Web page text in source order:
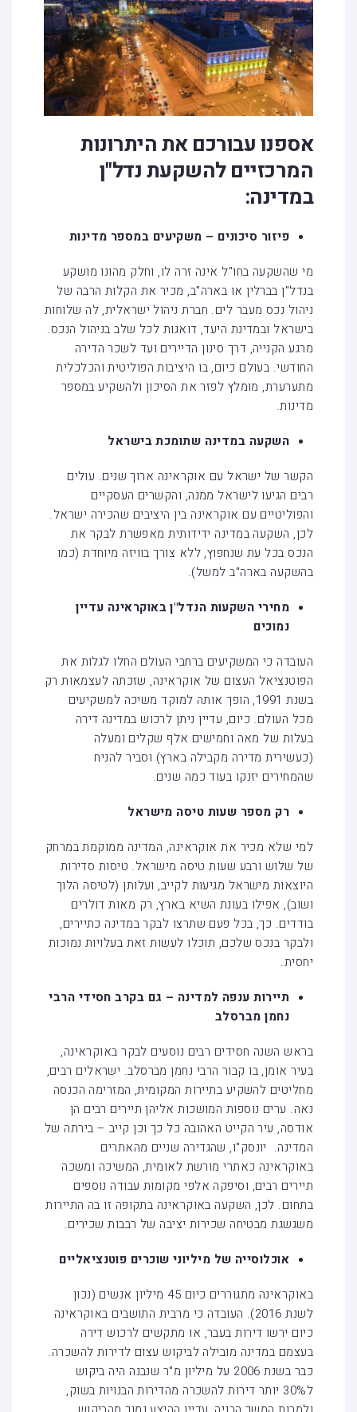
אספנו עבורכם את היתרונות
המרכזיים להשקעת נדל"ן
במדינה:
פיזור סיכונים – משקיעים במספר מדינות
מי שהשקעה בחו"ל אינה זרה לו, וחלק מהונו מושקע
בנדל"ן בברלין או בארה"ב, מכיר את הקלות הרבה של
ניהול נכס מעבר לים. חברת ניהול ישראלית, לה שלוחות
בישראל ובמדינת היעד, דואגות לכל שלב בניהול הנכס.
מרגע הקנייה, דרך סינון הדיירים ועד לשכר הדירה
החודשי. בעולם כיום, בו היציבות הפוליטית והכלכלית
מתערערת, מומלץ לפזר את הסיכון ולהשקיע במספר
מדינות.
השקעה במדינה שתומכת בישראל
הקשר של ישראל עם אוקראינה ארוך שנים. עולים
רבים הגיעו לישראל ממנה, והקשרים העסקיים
והפוליטיים עם אוקראינה בין היציבים שהכירה ישראל.
לכן, השקעה במדינה ידידותית מאפשרת לבקר את
הנכס בכל עת שנחפוץ, ללא צורך בוויזה מיוחדת (כמו
בהשקעה בארה"ב למשל).
מחירי השקעות הנדל"ן באוקראינה עדיין
נמוכים
העובדה כי המשקיעים ברחבי העולם החלו לגלות את
הפוטנציאל העצום של אוקראינה, שזכתה לעצמאות רק
בשנת 1991, הופך אותה למוקד משיכה למשקיעים
מכל העולם. כיום, עדיין ניתן לרכוש במדינה דירה
בעלות של מאה וחמישים אלף שקלים ומעלה
(כעשירית מדירה מקבילה בארץ) וסביר להניח
שהמחירים יזנקו בעוד כמה שנים.
רק מספר שעות טיסה מישראל
למי שלא מכיר את אוקראינה, המדינה ממוקמת במרחק
של שלוש ורבע שעות טיסה מישראל. טיסות סדירות
היוצאות מישראל מגיעות לקייב, ועלותן (לטיסה הלוך
ושוב), אפילו בעונת השיא בארץ, רק מאות דולרים
בודדים. כך, בכל פעם שתרצו לבקר במדינה כתיירים,
ולבקר בנכס שלכם, תוכלו לעשות זאת בעלויות נמוכות
יחסית.
תיירות ענפה למדינה – גם בקרב חסידי הרבי
נחמן מברסלב
בראש השנה חסידים רבים נוסעים לבקר באוקראינה,
בעיר אומן, בו קבור הרבי נחמן מברסלב. ישראלים רבים,
מחליטים להשקיע בתיירות המקומית, המזרימה הכנסה
נאה. ערים נוספות המושכות אליהן תיירים רבים הן
אודסה, עיר הקייט האהובה כל כך וכן קייב – בירתה של
המדינה. יונסק"ו, שהגדירה שניים מהאתרים
באוקראינה כאתרי מורשת לאומית, המשיכה ומשכה
תיירים רבים, וסיפקה אלפי מקומות עבודה נוספים
בתחום. לכן, השקעה באוקראינה בתקופה זו בה התיירות
משגשגת מבטיחה שכירות יציבה של רבבות שכירים.
אוכלוסייה של מיליוני שוכרים פוטנציאליים
באוקראינה מתגוררים כיום 45 מיליון אנשים (נכון
לשנת 2016). העובדה כי מרבית התושבים באוקראינה
כיום ירשו דירות בעבר, או מתקשים לרכוש דירה
בעצמם במדינה מובילה לביקוש עצום לדירות להשכרה.
כבר בשנת 2006 על מיליון מ"ר שנבנה היה ביקוש
ל30% יותר דירות להשכרה מהדירות הבנויות בשוק,